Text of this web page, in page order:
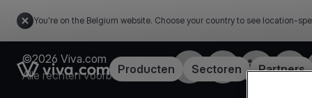
You're on the Belgium website. Choose your country to see location-
Link to the homepageProducten Sectoren Partners
©2026 Viva.com
Alle rechten voorbehouden
Facebook
X LinkedIn